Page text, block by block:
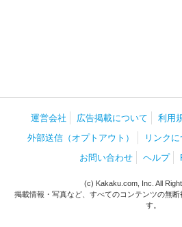
運営会社 広告掲載について 利用
外部送信（オプトアウト）
リンク
お問い合わせ
ヘルプ
(c) Kakaku.com, Inc. All
掲載情報・写真など、すべてのコンテンツの無
す。